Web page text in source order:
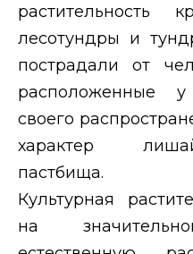
растительность
лесотундры и
пострадали от
расположенные
своего
характер
пастбища.
Культурная
на